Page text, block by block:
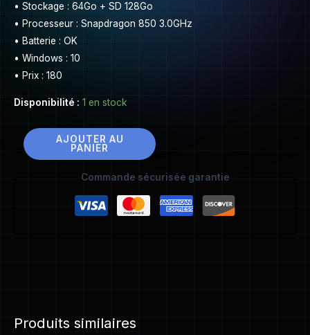
• Stockage : 64Go + SD 128Go
• Processeur : Snapdragon 850 3.0GHz
• Batterie : OK
• Windows : 10
• Prix : 180
Disponibilité : 1 en stock
AJOUTER AU
PANIER
Commande sécurisée garantie
Produits similaires